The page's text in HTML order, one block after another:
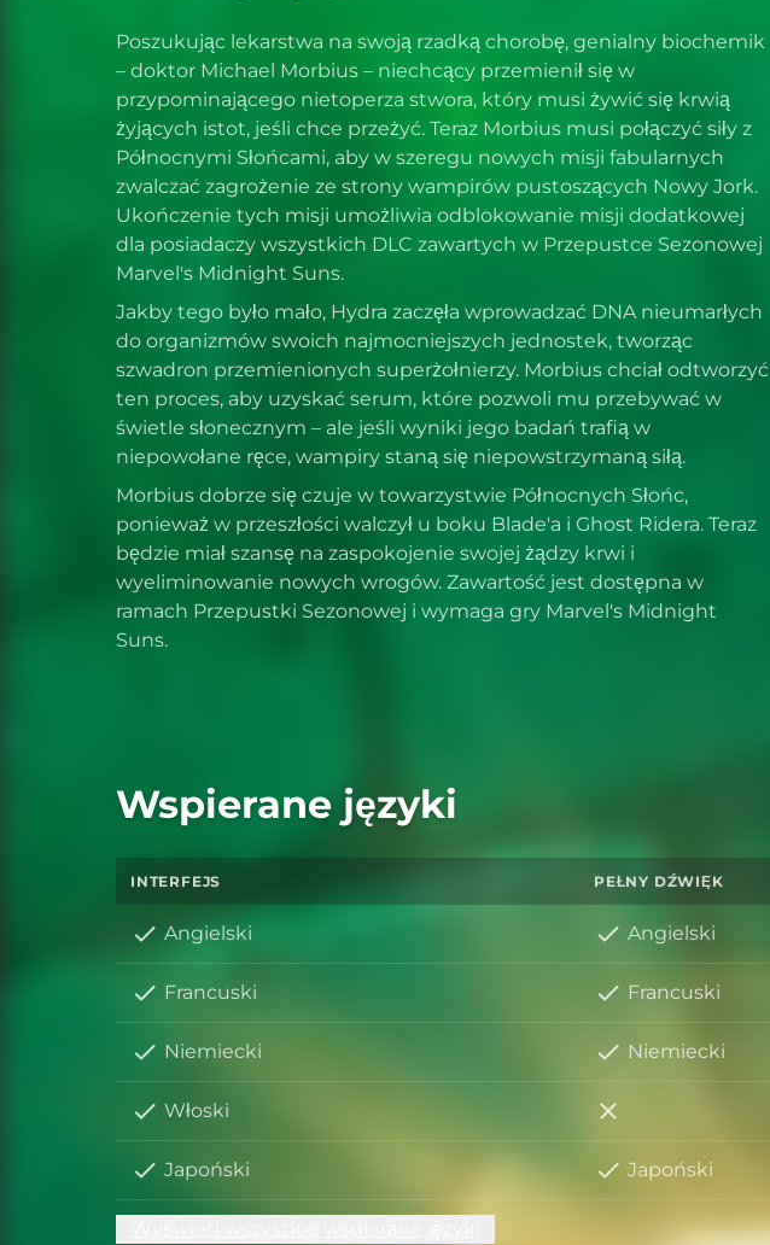
Poszukując lekarstwa na swoją rzadką chorobę, genialny biochemik
– doktor Michael Morbius – niechcący przemienił się w
przypominającego nietoperza stwora, który musi żywić się krwią
żyjących istot, jeśli chce przeżyć. Teraz Morbius musi połączyć siły z
Północnymi Słońcami, aby w szeregu nowych misji fabularnych
zwalczać zagrożenie ze strony wampirów pustoszących Nowy Jork.
Ukończenie tych misji umożliwia odblokowanie misji dodatkowej
dla posiadaczy wszystkich DLC zawartych w Przepustce Sezonowej
Marvel's Midnight Suns.
Jakby tego było mało, Hydra zaczęła wprowadzać DNA nieumarłych
do organizmów swoich najmocniejszych jednostek, tworząc
szwadron przemienionych superżołnierzy. Morbius chciał odtworzyć
ten proces, aby uzyskać serum, które pozwoli mu przebywać w
świetle słonecznym – ale jeśli wyniki jego badań trafią w
niepowołane ręce, wampiry staną się niepowstrzymaną siłą.
Morbius dobrze się czuje w towarzystwie Północnych Słońc,
ponieważ w przeszłości walczył u boku Blade'a i Ghost Ridera. Teraz
będzie miał szansę na zaspokojenie swojej żądzy krwi i
wyeliminowanie nowych wrogów. Zawartość jest dostępna w
ramach Przepustki Sezonowej i wymaga gry Marvel's Midnight
Suns.
Wspierane języki
INTERFEJS PEŁNY DŹWIĘK
Angielski Angielski
Francuski Francuski
Niemiecki Niemiecki
Włoski
Włoski
Japoński Japoński